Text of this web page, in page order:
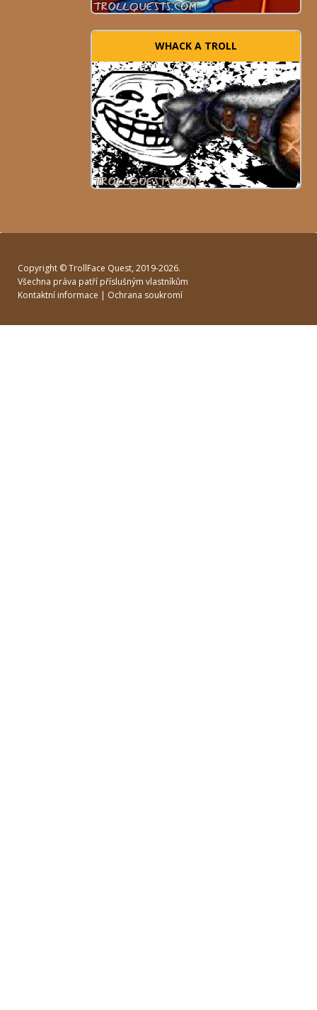
WHACK A TROLL
Copyright ©TrollFace Quest, 2019-2026.
Všechna práva patří příslušným vlastníkům
Kontaktní informace | Ochrana soukromí